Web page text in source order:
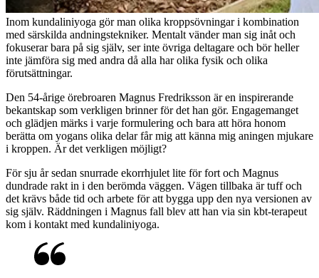
Inom kundaliniyoga gör man olika kroppsövningar i kombination
med särskilda andningstekniker. Mentalt vänder man sig inåt och
fokuserar bara på sig själv, ser inte övriga deltagare och bör heller
inte jämföra sig med andra då alla har olika fysik och olika
förutsättningar.
Den 54-årige örebroaren Magnus Fredriksson är en inspirerande
bekantskap som verkligen brinner för det han gör. Engagemanget
och glädjen märks i varje formulering och bara att höra honom
berätta om yogans olika delar får mig att känna mig aningen mjukare
i kroppen. Är det verkligen möjligt?
För sju år sedan snurrade ekorrhjulet lite för fort och Magnus
dundrade rakt in i den ­berömda väggen. Vägen tillbaka är tuff och
det krävs både tid och arbete för att bygga upp den nya ­versionen av
sig själv. Räddningen i Magnus fall blev att han via sin kbt-terapeut
kom i kontakt med kundaliniyoga.